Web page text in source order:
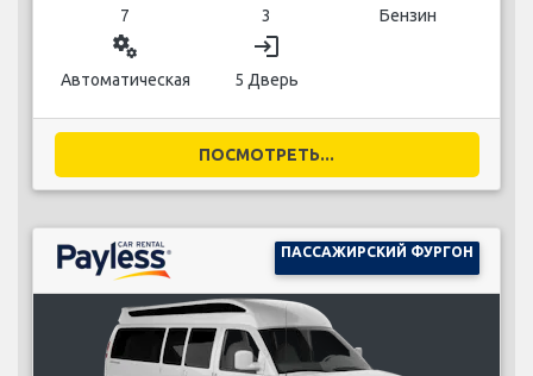
7 3 Бензин
miscellaneous_services
Автоматическая
login
5 Дверь
ПОСМОТРЕТЬ...
ПАССАЖИРСКИЙ ФУРГОН